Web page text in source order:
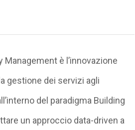
Management è l’innovazione
gestione dei servizi agli
del paradigma Building
un approccio data-driven a